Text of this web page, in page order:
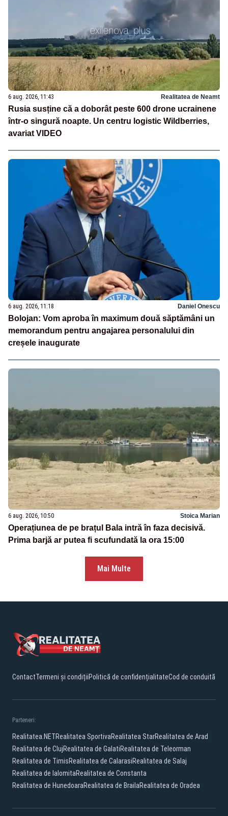
6 aug. 2026, 11:43 Realitatea de Neamt
Rusia susține că a doborât peste 600 drone ucrainene
într-o singură noapte. Un centru logistic Wildberries,
avariat VIDEO
6 aug. 2026, 11:18 Daniel Onescu
Bolojan: Vom aproba în maximum două săptămâni un
memorandum pentru angajarea personalului din
creșele inaugurate
6 aug. 2026, 10:50 Stoica Marian
Operațiunea de pe brațul Bala intră în faza decisivă.
Prima barjă ar putea fi scufundată la ora 15:00
Mai Multe
ContactTermeni și condițiiPolitică de confidențialitateCod de conduită
Parteneri:
Realitatea.NETRealitatea SportivaRealitatea StarRealitatea de Arad
Realitatea de ClujRealitatea de GalatiRealitatea de Teleorman
Realitatea de TimisRealitatea de CalarasiRealitatea de Salaj
Realitatea de IalomitaRealitatea de Constanta
Realitatea de HunedoaraRealitatea de BrailaRealitatea de Oradea